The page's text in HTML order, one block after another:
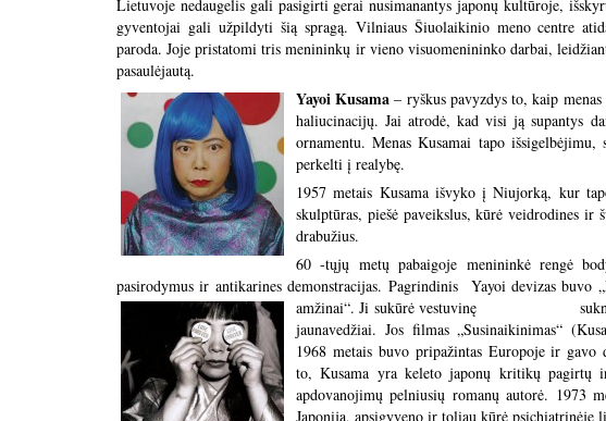
Lietuvoje nedaugelis gali pasigirti gerai nusimanantys japonų kultūroje,
gyventojai gali užpildyti šią spragą. Vilniaus Šiuolaikinio meno centre
paroda. Joje pristatomi tris menininkų ir vieno visuomenininko darbai,
pasaulėjautą.
Yayoi Kusama – ryškus pavyzdys to, kaip
haliucinacijų. Jai atrodė, kad visi ją supantys
ornamentu. Menas Kusamai tapo
perkelti į realybę.
1957 metais Kusama išvyko į Niujorką, kur
skulptūras, piešė paveikslus, kūrė veidrodines ir
drabužius.
60 -tųjų metų pabaigoje menininkė rengė
pasirodymus ir antikarines demonstracijas. Pagrindinis Yayoi devizas buvo
amžinai“. Ji sukūrė vestuvinę
jaunavedžiai. Jos filmas „Susinaikinimas“
1968 metais buvo pripažintas Europoje ir gavo
to, Kusama yra keleto japonų kritikų
apdovanojimų pelniusių romanų autorė. 1973
Japoniją, apsigyveno ir toliau kūrė psichiatrinėje